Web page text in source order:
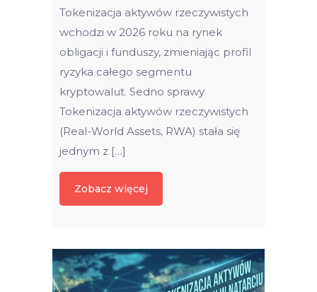
Tokenizacja aktywów rzeczywistych
wchodzi w 2026 roku na rynek
obligacji i funduszy, zmieniając profil
ryzyka całego segmentu
kryptowalut. Sedno sprawy
Tokenizacja aktywów rzeczywistych
(Real-World Assets, RWA) stała się
jednym z […]
Zobacz więcej